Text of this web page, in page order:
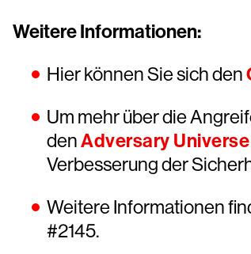
Weitere Informationen:
Hier können Sie sich den
Um mehr über die
denAdversary
Verbesserung der
Weitere Informationen
#2145.